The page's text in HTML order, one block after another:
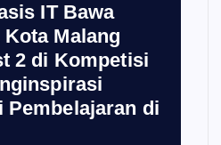
IT Bawa
Kota Malang
2 di Kompetisi
Pembelajaran di